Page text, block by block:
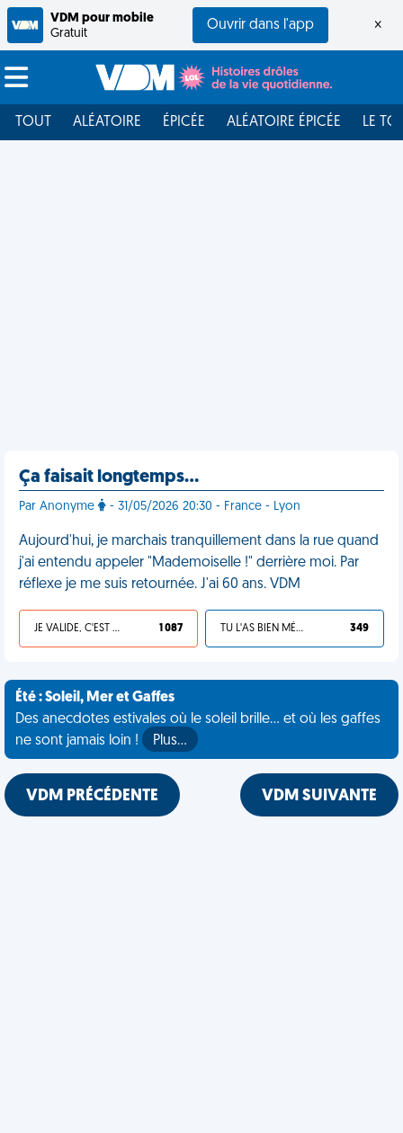
VDM pour mobile
Gratuit
Ouvrir dans l'app ×
TOUT ALÉATOIRE ÉPICÉE ALÉATOIRE ÉPICÉE LE
Ça faisait longtemps…
Par Anonyme - 31/05/2026 20:30 - France - Lyon
Aujourd'hui, je marchais tranquillement dans la rue quand
j'ai entendu appeler "Mademoiselle !" derrière moi. Par
réflexe je me suis retournée. J'ai 60 ans. VDM
JE VALIDE, C'EST UNE VDM 1 087 TU L'AS BIEN MÉRITÉ 349
Été : Soleil, Mer et Gaffes
Des anecdotes estivales où le soleil brille... et où les gaffes
ne sont jamais loin !
Plus…
VDM PRÉCÉDENTE VDM SUIVANTE